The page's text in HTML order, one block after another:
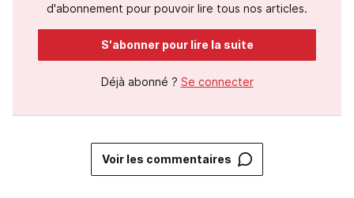
d'abonnement pour pouvoir lire tous nos articles.
S'abonner pour lire la suite
Déjà abonné ? Se connecter
Voir les commentaires